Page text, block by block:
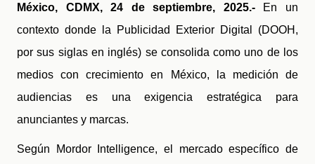
México, CDMX, 24 de septiembre, 2025.- En un
contexto donde la Publicidad Exterior Digital (DOOH,
por sus siglas en inglés) se consolida como uno de los
medios con crecimiento en México, la medición de
audiencias es una exigencia estratégica para
anunciantes y marcas.
Según Mordor Intelligence, el mercado específico de